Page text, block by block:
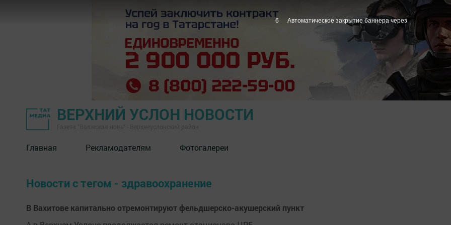
ВЕРХНИЙ УСЛОН НОВОСТИ
Главная Рекламодателям Фотогалереи
Новости с тегом - здравоохранение
В Вахитове капитально отремонтируют фельдшерско-акушерский пункт
5 Автоматическое закрытие баннера через